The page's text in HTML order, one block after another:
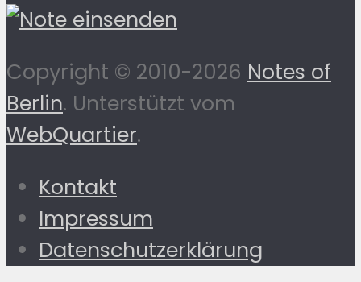
Copyright © 2010-2026 Notes of
Berlin. Unterstützt vom
WebQuartier.
Kontakt
Impressum
Datenschutzerklärung